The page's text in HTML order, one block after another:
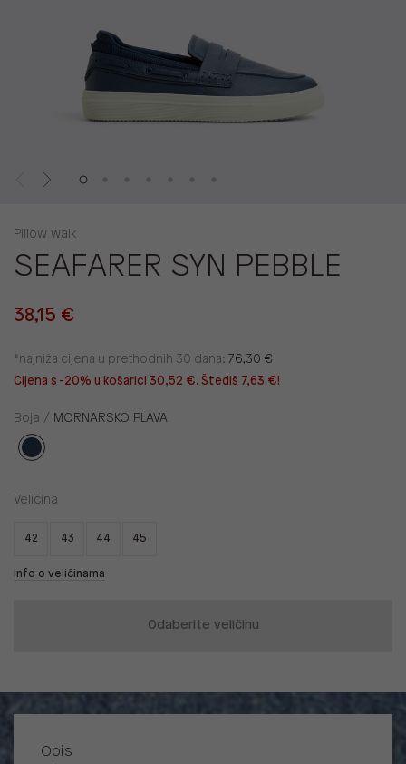
Pillow walk
SEAFARER SYN PEBBLE
38,15 €
*najniža cijena u prethodnih 30 dana: 76,30 €
Cijena s -20% u košarici 30,52 €. Štediš 7,63 €!
Boja / MORNARSKO PLAVA
Veličina
42 43 44 45
Info o veličinama
Odaberite veličinu
Opis